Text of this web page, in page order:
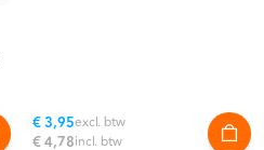
€ 3,95excl. btw
€ 4,78incl. btw